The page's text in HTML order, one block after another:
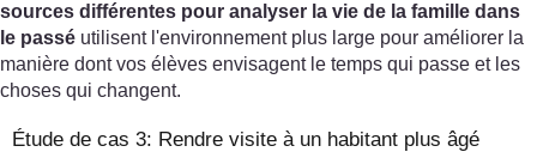
sources différentes pour analyser la vie de la famille dans
le passé utilisent l'environnement plus large pour améliorer la
manière dont vos élèves envisagent le temps qui passe et les
choses qui changent.
Étude de cas 3: Rendre visite à un habitant plus âgé